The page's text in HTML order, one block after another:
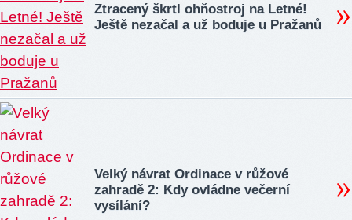
Ztracený škrtl ohňostroj na Letné!
Ještě nezačal a už boduje u Pražanů
Velký návrat Ordinace v růžové
zahradě 2: Kdy ovládne večerní
vysílání?